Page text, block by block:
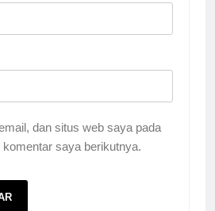
dan situs web saya pada
saya berikutnya.